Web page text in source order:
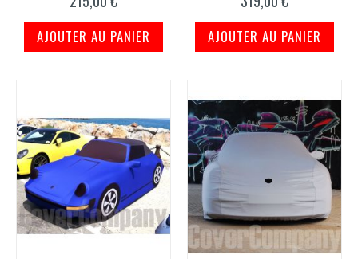
AJOUTER AU PANIER AJOUTER AU PANIER